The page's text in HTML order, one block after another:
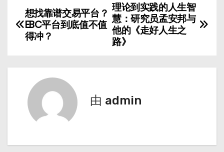
文
章
理论到实践的人生智
慧：研究员孟安邦与
他的《走好人生之
路》
想找靠谱交易平台？
EBC平台到底值不值
得冲？
由 admin